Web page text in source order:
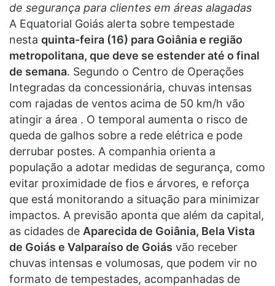
de segurança para clientes em áreas alagadas
A Equatorial Goiás alerta sobre tempestade
nesta quinta-feira (16) para Goiânia e região
metropolitana, que deve se estender até o final
de semana. Segundo o Centro de Operações
Integradas da concessionária, chuvas intensas
com rajadas de ventos acima de 50 km/h vão
atingir a área . O temporal aumenta o risco de
queda de galhos sobre a rede elétrica e pode
derrubar postes. A companhia orienta a
população a adotar medidas de segurança, como
evitar proximidade de fios e árvores, e reforça
que está monitorando a situação para minimizar
impactos. A previsão aponta que além da capital,
as cidades de Aparecida de Goiânia, Bela Vista
de Goiás e Valparaíso de Goiás vão receber
chuvas intensas e volumosas, que podem vir no
formato de tempestades, acompanhadas de